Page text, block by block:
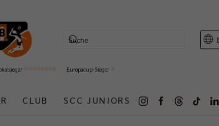
Europacup-Sieger
CLUB SCC JUNIORS